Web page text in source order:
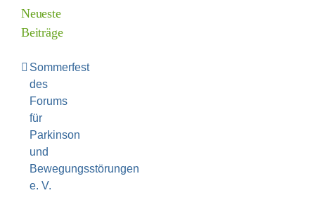
Neueste
Beiträge
Sommerfest
des
Forums
für
Parkinson
und
Bewegungsstörungen
e. V.